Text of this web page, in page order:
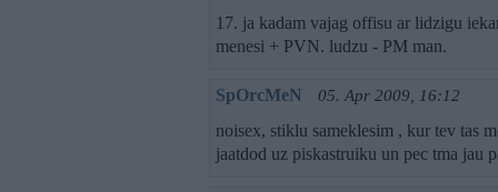
17. ja kadam vajag offisu ar lidzigu
menesi + PVN. ludzu - PM man.
SpOrcMeN 05. Apr 2009, 16:12
noisex, stiklu sameklesim , kur tev tas
jaatdod uz piskastruiku un pec tma jau